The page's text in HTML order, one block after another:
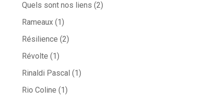
Quels sont nos liens (2)
Rameaux(1)
Résilience (2)
Révolte (1)
Rinaldi Pascal (1)
Rio Coline (1)